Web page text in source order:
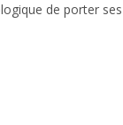
de porter ses